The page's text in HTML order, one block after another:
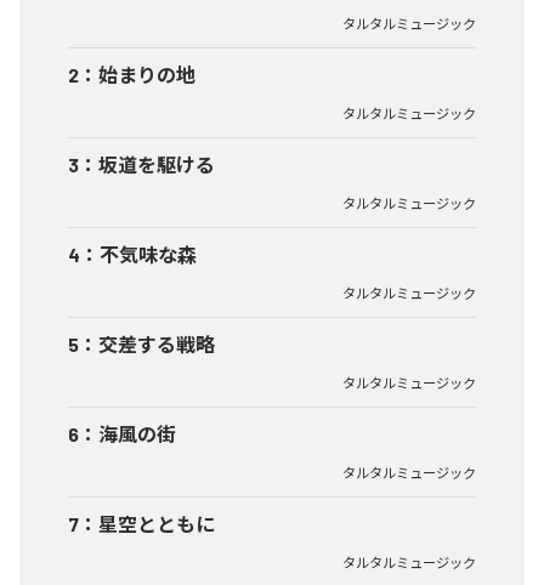
タルタルミュージック
2 ： 始まりの地
タルタルミュージック
3 ： 坂道を駆ける
タルタルミュージック
4 ： 不気味な森
タルタルミュージック
5 ： 交差する戦略
タルタルミュージック
6 ： 海風の街
タルタルミュージック
7 ： 星空とともに
タルタルミュージック